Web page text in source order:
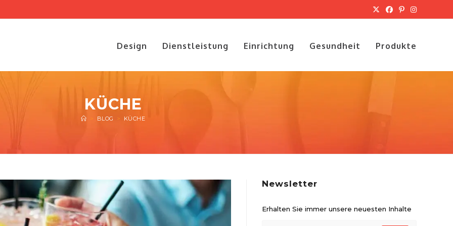
Design Dienstleistung Einrichtung Gesundheit Produkte
KÜCHE
BLOG > KÜCHE
Newsletter
Erhalten Sie immer unsere neuesten Inhalte